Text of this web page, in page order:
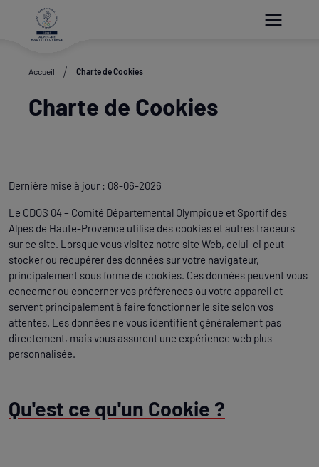
Accueil Charte de Cookies
Charte de Cookies
Dernière mise à jour : 08-06-2026
Le CDOS 04 – Comité Départemental Olympique et Sportif des
Alpes de Haute-Provence utilise des cookies et autres traceurs
sur ce site. Lorsque vous visitez notre site Web, celui-ci peut
stocker ou récupérer des données sur votre navigateur,
principalement sous forme de cookies. Ces données peuvent vous
concerner ou concerner vos préférences ou votre appareil et
servent principalement à faire fonctionner le site selon vos
attentes. Les données ne vous identifient généralement pas
directement, mais vous assurent une expérience web plus
personnalisée.
Qu'est ce qu'un Cookie ?
Paramétrer les cookies